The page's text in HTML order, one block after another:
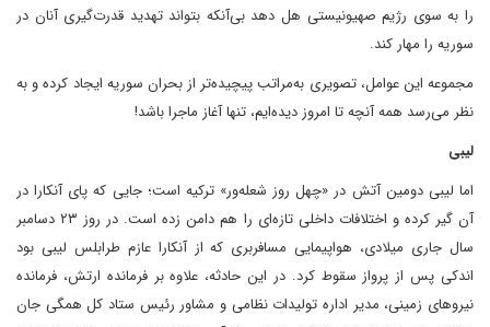
را به سوی رژیم صهیونیستی هل دهد بی‌آنکه بتواند تهدید قدرت‌گیری آنان در
سوریه را مهار کند.
مجموعه این عوامل، تصویری به‌مراتب پیچیده‌تر از بحران سوریه ایجاد کرده و به
نظر می‌رسد همه آنچه تا امروز دیده‌ایم، تنها آغاز ماجرا باشد!
لیبی
اما لیبی دومین آتش در «چهل روز شعله‌ور» ترکیه است؛ جایی که پای آنکارا در
آن گیر کرده و اختلافات داخلی تازه‌ای را هم دامن زده است. در روز ۲۳ دسامبر
سال جاری میلادی، هواپیمایی مسافربری که از آنکارا عازم طرابلس لیبی بود
اندکی پس از پرواز سقوط کرد. در این حادثه، علاوه بر فرمانده ارتش، فرمانده
نیروهای زمینی، مدیر اداره تولیدات نظامی و مشاور رئیس ستاد کل همگی جان